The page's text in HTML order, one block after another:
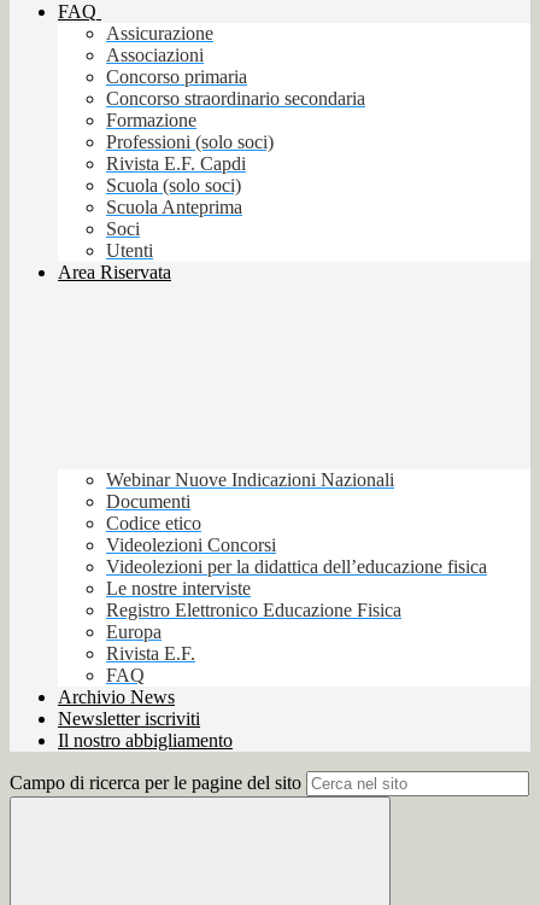
FAQ
Assicurazione
Associazioni
Concorso primaria
Concorso straordinario secondaria
Formazione
Professioni (solo soci)
Rivista E.F. Capdi
Scuola (solo soci)
Scuola Anteprima
Soci
Utenti
Area Riservata
Webinar Nuove Indicazioni Nazionali
Documenti
Codice etico
Videolezioni Concorsi
Videolezioni per la didattica dell’educazione fisica
Le nostre interviste
Registro Elettronico Educazione Fisica
Europa
Rivista E.F.
FAQ
Archivio News
Newsletter iscriviti
Il nostro abbigliamento
Campo di ricerca per le pagine del sito